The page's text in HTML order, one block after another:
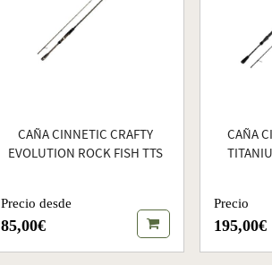
CAÑA CINNETIC CRAFTY
EVOLUTION ROCK FISH TTS
Precio desde
85,00€
CAÑA
Precio
195,00€